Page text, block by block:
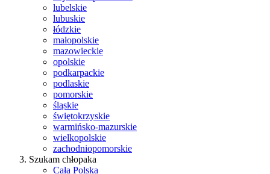
lubelskie
lubuskie
łódzkie
małopolskie
mazowieckie
opolskie
podkarpackie
podlaskie
pomorskie
śląskie
świętokrzyskie
warmińsko-mazurskie
wielkopolskie
zachodniopomorskie
Szukam chłopaka
Cała Polska